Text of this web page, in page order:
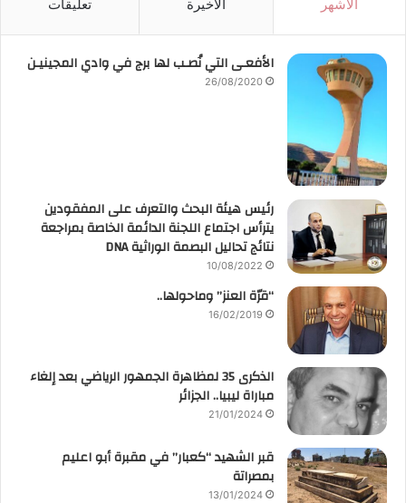
الأشهر الأخيرة تعليقات
الأفعـى التي نُصـب لها برج في وادي المجينيـن
26/08/2020
رئيس هيئة البحث والتعرف على المفقودين
يترأس اجتماع اللجنة الدائمة الخاصة بمراجعة
نتائج تحاليل البصمة الوراثية DNA
10/08/2022
“قرّة العنز” وماحولها..
16/02/2019
الذكرى 35 لمظاهرة الجمهور الرياضي بعد إلغاء
مباراة ليبيا.. الجزائر
21/01/2024
قبر الشهيد “كعبار” في مقبرة أبو اعليم
بمصراتة
13/01/2024